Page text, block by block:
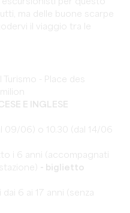
escursionisti per questo
ma delle buone scarpe
il viaggio tra le
- Place des
E INGLESE
09/06) o 10.30 (dal 14/06
i 6 anni (accompagnati
- biglietto
6 ai 17 anni (senza